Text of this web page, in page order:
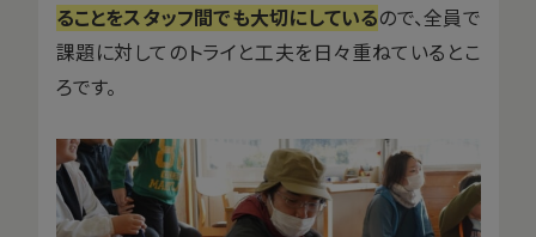
ることをスタッフ間でも大切にしているので、全員で
課題に対してのトライと工夫を日々重ねているとこ
ろです。